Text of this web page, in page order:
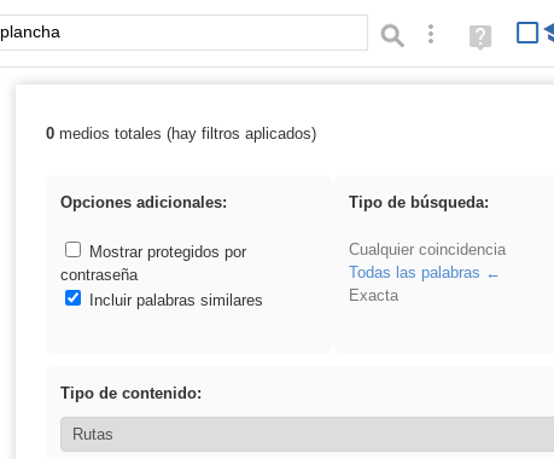
Palabra o frase: Búsqueda avanzada
Ayuda
(en
Resultados de: plancha
0medios totales (hay filtros aplicados)
Opciones adicionales:
Mostrar protegidos por
contraseña
Incluir palabras similares
Tipo de búsqueda:
Cualquier coincidencia
Todas las palabras
Exacta
Tipo de contenido: